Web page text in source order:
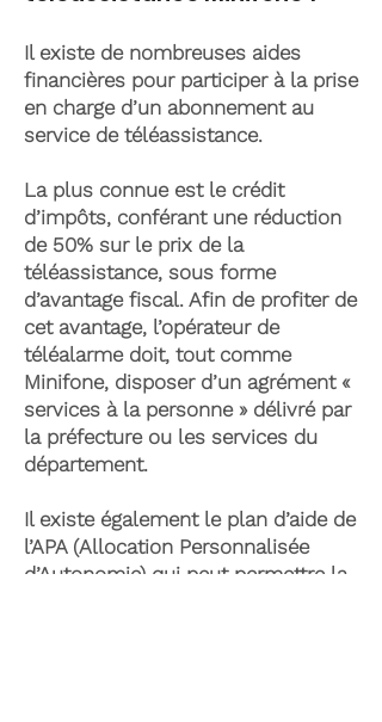
Il existe de nombreuses aides
financières pour participer à la prise
en charge d’un abonnement au
service de téléassistance.
La plus connue est le crédit
d’impôts, conférant une réduction
de 50% sur le prix de la
téléassistance, sous forme
d’avantage fiscal. Afin de profiter de
cet avantage, l’opérateur de
téléalarme doit, tout comme
Minifone, disposer d’un agrément «
services à la personne » délivré par
la préfecture ou les services du
département.
Il existe également le plan d’aide de
l’APA (Allocation Personnalisée
d’Autonomie) qui peut permettre la